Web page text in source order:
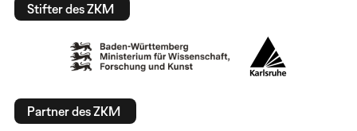
Stifter des ZKM
Partner des ZKM